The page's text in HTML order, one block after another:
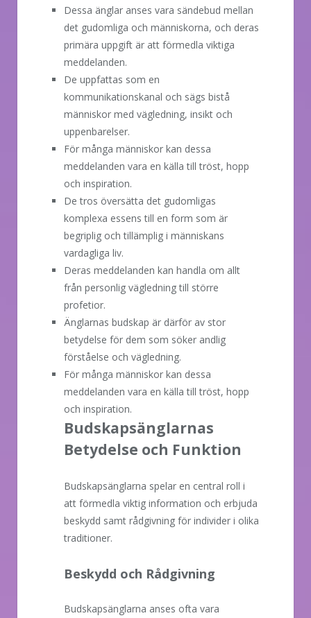
Dessa änglar anses vara sändebud mellan
det gudomliga och människorna, och deras
primära uppgift är att förmedla viktiga
meddelanden.
De uppfattas som en
kommunikationskanal och sägs bistå
människor med vägledning, insikt och
uppenbarelser.
För många människor kan dessa
meddelanden vara en källa till tröst, hopp
och inspiration.
De tros översätta det gudomligas
komplexa essens till en form som är
begriplig och tillämplig i människans
vardagliga liv.
Deras meddelanden kan handla om allt
från personlig vägledning till större
profetior.
Änglarnas budskap är därför av stor
betydelse för dem som söker andlig
förståelse och vägledning.
För många människor kan dessa
meddelanden vara en källa till tröst, hopp
och inspiration.
Budskapsänglarnas
Betydelse och Funktion
Budskapsänglarna spelar en central roll i
att förmedla viktig information och erbjuda
beskydd samt rådgivning för individer i olika
traditioner.
Beskydd och Rådgivning
Budskapsänglarna anses ofta vara